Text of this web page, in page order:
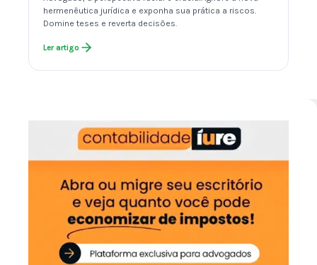
hermenêutica jurídica e exponha sua prática a riscos.
Domine teses e reverta decisões.
Ler artigo